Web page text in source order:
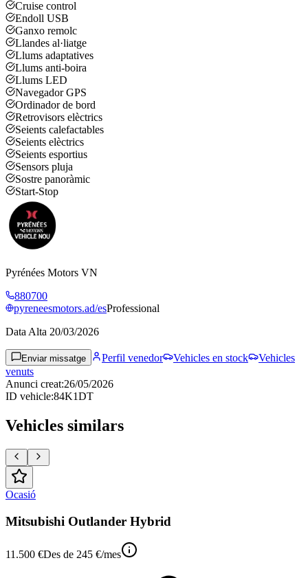
Cruise control
Endoll USB
Ganxo remolc
Llandes al·liatge
Llums adaptatives
Llums anti-boira
Llums LED
Navegador GPS
Ordinador de bord
Retrovisors elèctrics
Seients calefactables
Seients elèctrics
Seients esportius
Sensors pluja
Sostre panoràmic
Start-Stop
Pyrénées Motors VN
880700
pyreneesmotors.ad/esProfessional
Data Alta 20/03/2026
Enviar missatge Perfil venedor Vehicles en stock
Vehicles
venuts
Anunci creat:26/05/2026
ID vehicle:84K1DT
Vehicles similars
Ocasió
Mitsubishi Outlander Hybrid
11.500 €Des de 245 €/mes